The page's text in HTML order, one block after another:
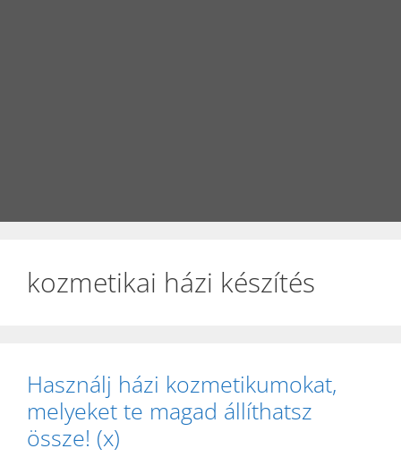
kozmetikai házi készítés
Használj házi kozmetikumokat,
melyeket te magad állíthatsz
össze! (x)